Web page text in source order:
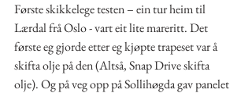
Første skikkelege testen – ein tur heim til
Lærdal frå Oslo - vart eit lite mareritt. Det
første eg gjorde etter eg kjøpte trapeset var å
skifta olje på den (Altså, Snap Drive skifta
olje). Og på veg opp på Sollihøgda gav panelet